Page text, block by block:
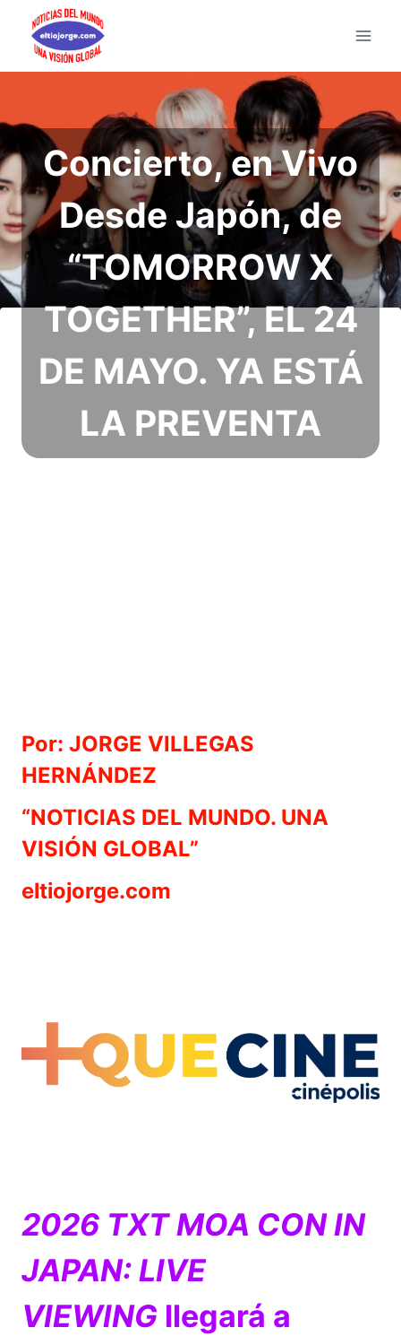
Saltar
contenido
Concierto, en Vivo
Desde Japón, de
“TOMORROW X
TOGETHER”, EL 24
DE MAYO. YA ESTÁ
LA PREVENTA
Por: JORGE VILLEGAS
HERNÁNDEZ
“NOTICIAS DEL MUNDO. UNA
VISIÓN GLOBAL”
eltiojorge.com
2026 TXT MOA CON IN
JAPAN: LIVE
VIEWING llegará a